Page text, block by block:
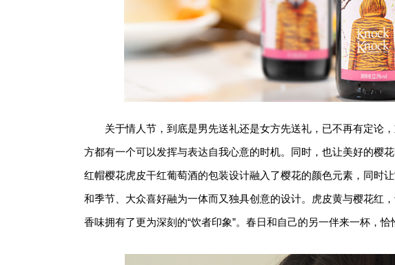
关于情人节，到底是男先送礼还是女方先送礼，已不再有定论
方都有一个可以发挥与表达自我心意的时机。同时，也让美好的樱
红帽樱花虎皮干红葡萄酒的包装设计融入了樱花的颜色元素，同时
和季节、大众喜好融为一体而又独具创意的设计。虎皮黄与樱花红
香味拥有了更为深刻的“饮者印象”。春日和自己的另一伴来一杯，恰